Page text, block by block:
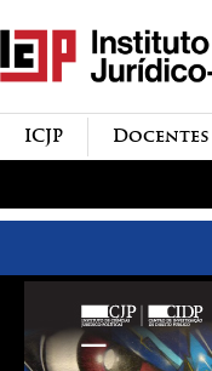
icjp
menu-institucional
Docentes
ICJP